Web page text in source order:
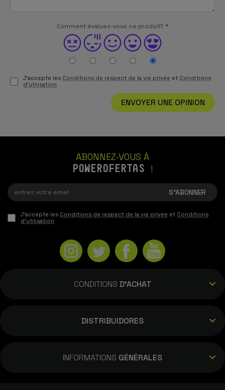
Comment évaluez-vous ce produit? *
J'accepte les Conditions de respect de la vie privée et Conditions
d'utilisation
ENVOYER UNE OPINION
ABONNEZ-VOUS À
POWEROFERTAS !
J'accepte les Conditions de respect de la vie privée et Conditions
d'utilisation
CONDITIONS D'ACHAT
DISTRIBUIDORES
INFORMATIONS GÉNÉRALES